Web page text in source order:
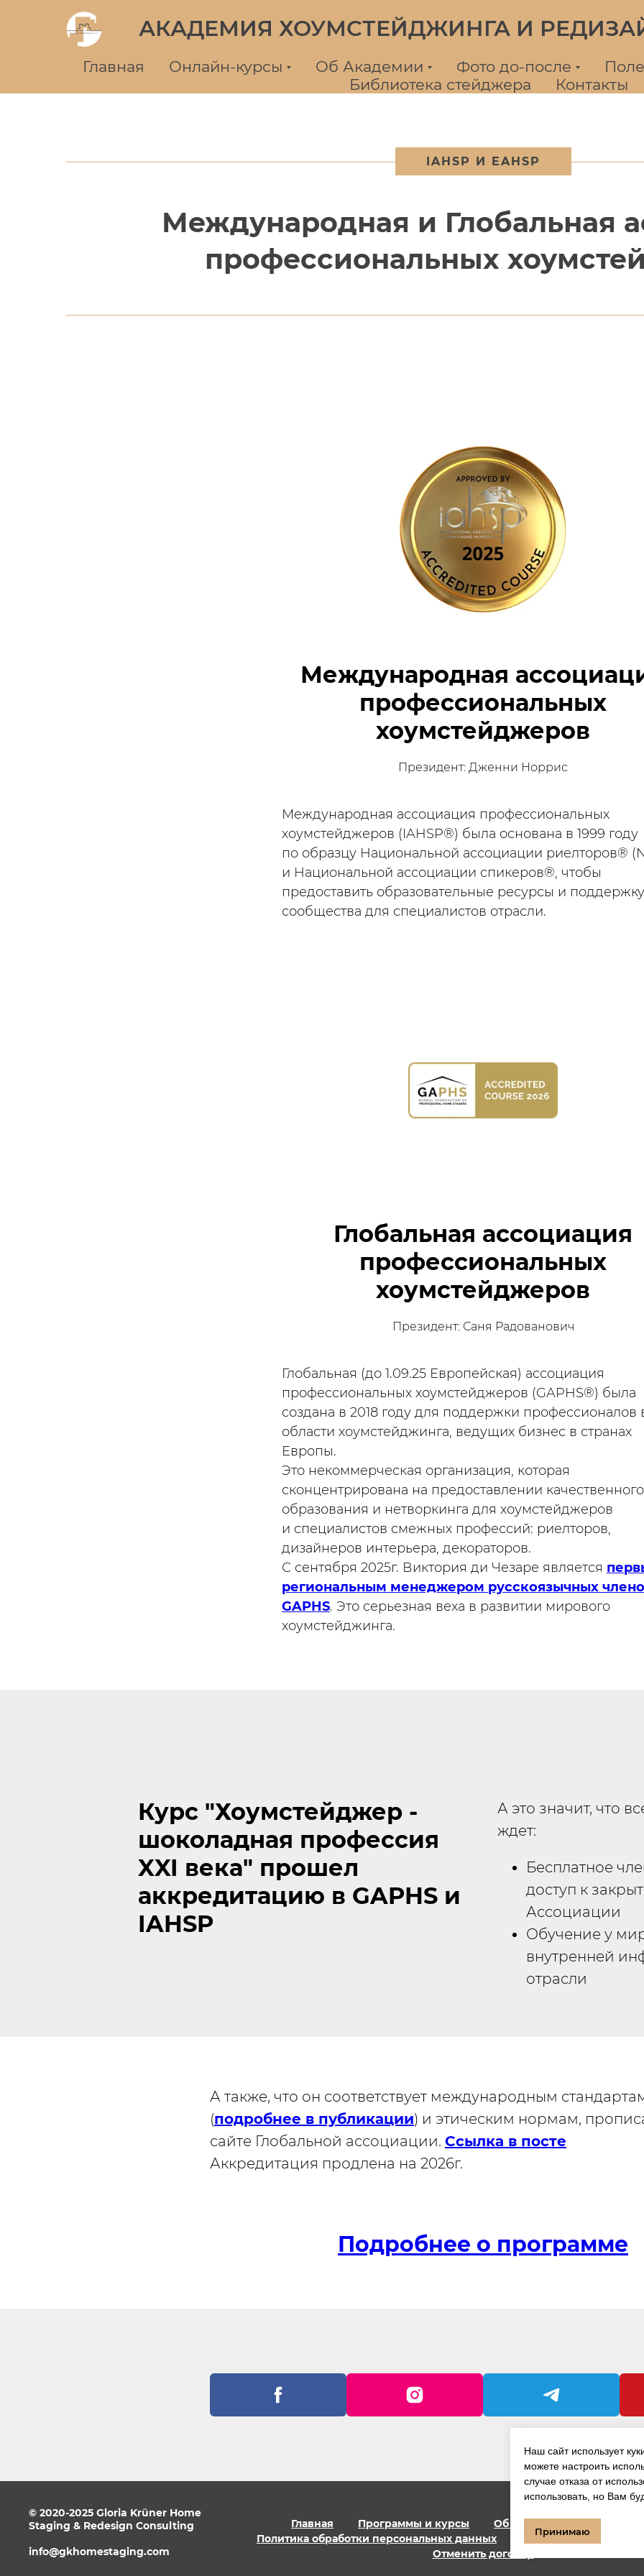
АКАДЕМИЯ ХОУМСТЕЙДЖИНГА И
Главная Онлайн-курсы Об Академии Фото до-после
Библиотека стейджера
Контакты
IAHSP И EAHSP
Международная и Глобальная
профессиональных
Международная
профессиональных
хоумстейджеров
Президент: Дженни Норрис
Международная ассоциация профессиональных
хоумстейджеров (IAHSP®) была основана в 1999 году
по образцу Национальной ассоциации риелторов®
и Национальной ассоциации спикеров®, чтобы
предоставить образовательные ресурсы и поддержку
сообщества для специалистов отрасли.
Глобальная ассоциация
профессиональных
хоумстейджеров
Президент: Саня Радованович
Глобальная (до 1.09.25 Европейская) ассоциация
профессиональных хоумстейджеров (GAPHS®) была
создана в 2018 году для поддержки профессионалов
области хоумстейджинга, ведущих бизнес в странах
Европы.
Это некоммерческая организация, которая
сконцентрирована на предоставлении качественного
образования и нетворкинга для хоумстейджеров
и специалистов смежных профессий: риелторов,
дизайнеров интерьера, декораторов.
С сентября 2025г. Виктория ди Чезаре является
региональным менеджером русскоязычных
GAPHS. Это серьезная веха в развитии мирового
хоумстейджинга.
Курс "Хоумстейджер -
шоколадная профессия
XXI века" прошел
аккредитацию в GAPHS и
IAHSP
А это значит, что
ждет:
Бесплатное
доступ к
Ассоциации
Обучение у
внутренней
отрасли
А также, что он соответствует международным
(подробнее в публикации) и этическим нормам,
сайте Глобальной ассоциации. Ссылка в посте
Аккредитация продлена на 2026г.
Подробнее о программе
© 2020-2025 Gloria Krüner Home
Staging & Redesign Consulting
info@gkhomestaging.com
Главная Программы и курсы Об авторе
Политика обработки персональных данных
Сведения о компании
Отменить договор
Наш сайт использует
можете настроить
случае отказа от
использовать, но Вам
Принимаю